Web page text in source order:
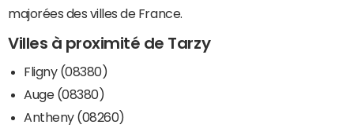
majorées des villes de France.
Villes à proximité de Tarzy
Fligny (08380)
Auge (08380)
Antheny (08260)